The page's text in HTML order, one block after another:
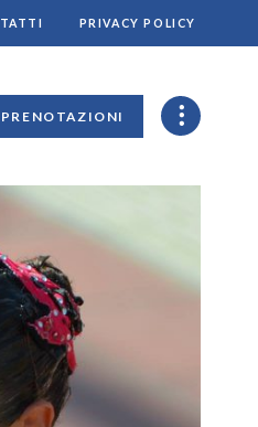
PRIVACY POLICY
PRENOTAZIONI